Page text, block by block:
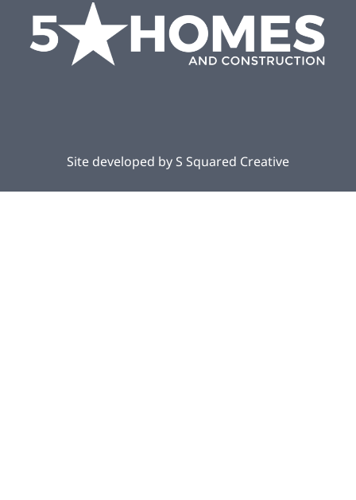
Site developed by S Squared Creative